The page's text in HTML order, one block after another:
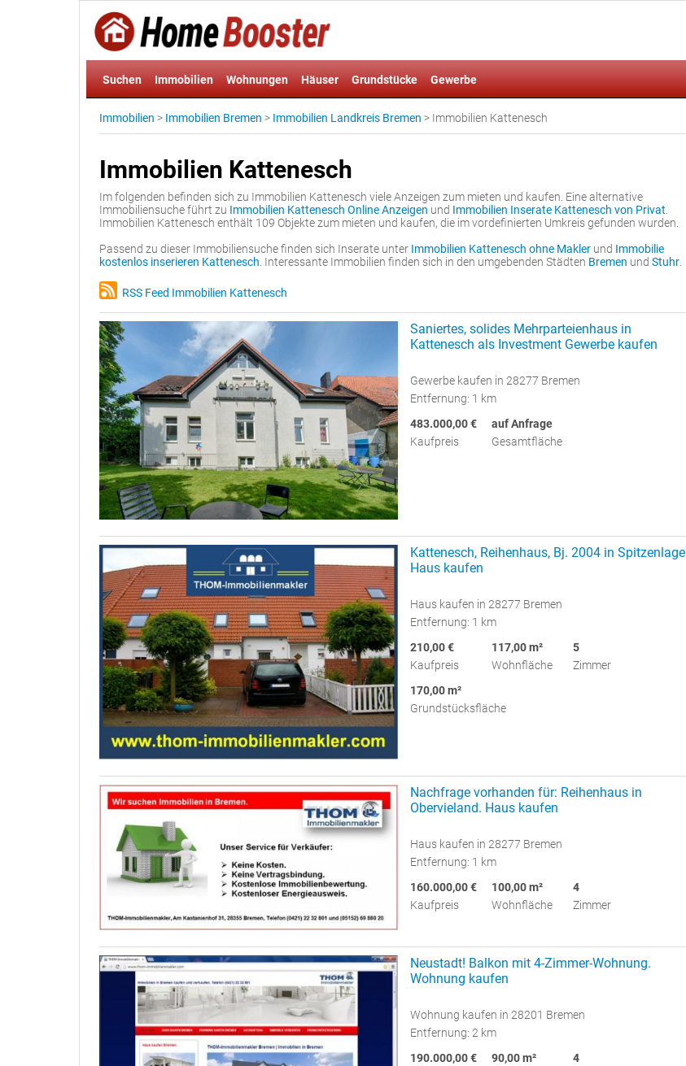
Suchen Immobilien Wohnungen Häuser Grundstücke Gewerbe
Immobilien > Immobilien Bremen > Immobilien Landkreis Bremen > Immobilien Kattenesch
Immobilien Kattenesch
Im folgenden befinden sich zu Immobilien Kattenesch viele Anzeigen zum mieten und kaufen. Eine alternative
Immobiliensuche führt zu Immobilien Kattenesch Online Anzeigen und Immobilien Inserate Kattenesch von Privat
Immobilien Kattenesch enthält 109 Objekte zum mieten und kaufen, die im vordefinierten Umkreis gefunden wurden.
Passend zu dieser Immobiliensuche finden sich Inserate unter Immobilien Kattenesch ohne Makler und Immobilie
kostenlos inserieren Kattenesch . Interessante Immobilien finden sich in den umgebenden Städten Bremen und Stuhr
RSS Feed Immobilien Kattenesch
Saniertes, solides Mehrparteienhaus in
Kattenesch als Investment Gewerbe kaufen
Gewerbe kaufen in 28277 Bremen
Entfernung: 1 km
483.000,00 €
Kaufpreis
auf Anfrage
Gesamtfläche
Kattenesch, Reihenhaus, Bj. 2004 in Spitzenlage
Haus kaufen
Haus kaufen in 28277 Bremen
Entfernung: 1 km
210,00 €
Kaufpreis
117,00 m²
Wohnfläche
5
Zimmer
170,00 m²
Grundstücksfläche
Nachfrage vorhanden für: Reihenhaus in
Obervieland. Haus kaufen
Haus kaufen in 28277 Bremen
Entfernung: 1 km
160.000,00 €
Kaufpreis
100,00 m²
Wohnfläche
4
Zimmer
Neustadt! Balkon mit 4-Zimmer-Wohnung.
Wohnung kaufen
Wohnung kaufen in 28201 Bremen
Entfernung: 2 km
190.000,00 €
90,00 m²
4